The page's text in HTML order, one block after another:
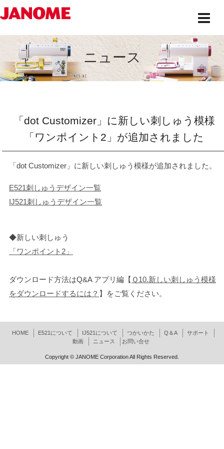
ニュース
「dot Customizer」に新しい刺しゅう模様
「ワンポイント2」が追加されました
「dot Customizer」に新しい刺しゅう模様が追加されました。
E521刺しゅうデザイン一覧
IJ521刺しゅうデザイン一覧
◆新しい刺しゅう
「ワンポイント2」
ダウンロード方法はQ&A アプリ編【 Ｑ10.新しい刺しゅう模様
をダウンロードするには？ 】をご覧ください。
HOME E521について IJ521について つかいかた Q＆A
サポート
動画
ニュース お問い合せ
Copyright © JANOME Corporation All Rights Reserved.